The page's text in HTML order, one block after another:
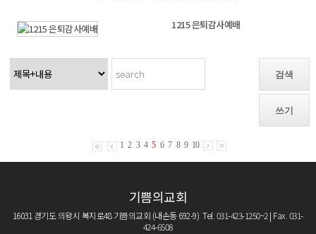
1215 은퇴감사예배
검색
쓰기
1 2 3 4 5 6 7 8 9 10
기쁨의교회
16031 경기도 의왕시 복지로48 기쁨의교회 (내손동 692-9) Tel. 031-423-1250~2 | Fax. 031-
424-6508